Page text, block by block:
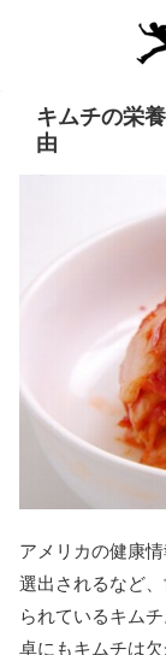
キムチの栄
由
アメリカの健康
選出されるなど
られているキム
卓にもキムチは